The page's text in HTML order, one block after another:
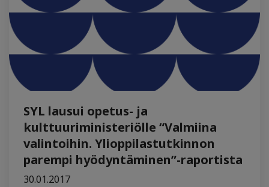
SYL lausui opetus- ja
kulttuuriministeriölle “Valmiina
valintoihin. Ylioppilastutkinnon
parempi hyödyntäminen”-raportista
30.01.2017